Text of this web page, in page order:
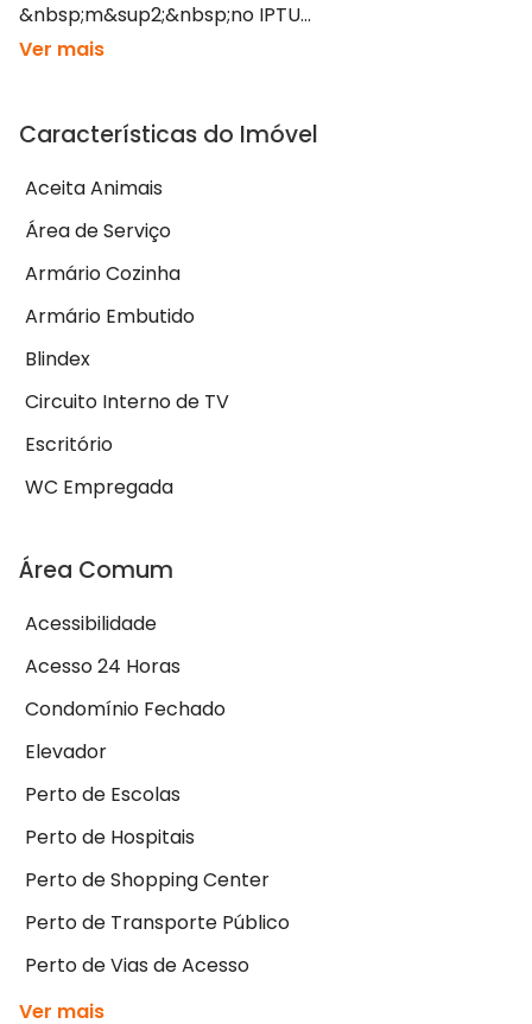
&nbsp;m&sup2;&nbsp;no IPTU...
Ver mais
Características do Imóvel
Aceita Animais
Área de Serviço
Armário Cozinha
Armário Embutido
Blindex
Circuito Interno de TV
Escritório
WC Empregada
Área Comum
Acessibilidade
Acesso 24 Horas
Condomínio Fechado
Elevador
Perto de Escolas
Perto de Hospitais
Perto de Shopping Center
Perto de Transporte Público
Perto de Vias de Acesso
Ver mais